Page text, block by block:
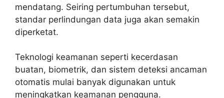
mendatang. Seiring pertumbuhan tersebut,
standar perlindungan data juga akan semakin
diperketat.
Teknologi keamanan seperti kecerdasan
buatan, biometrik, dan sistem deteksi ancaman
otomatis mulai banyak digunakan untuk
meningkatkan keamanan pengguna.